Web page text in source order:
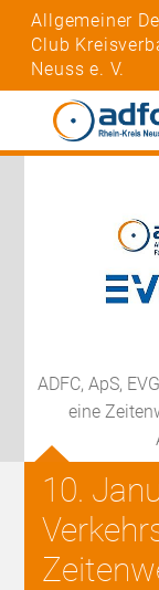
Allgemeiner
Club
Neuss e. V.
ADFC, ApS,
eine
10.